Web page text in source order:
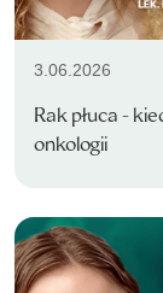
3.06.2026
Rak płuca -
onkologii